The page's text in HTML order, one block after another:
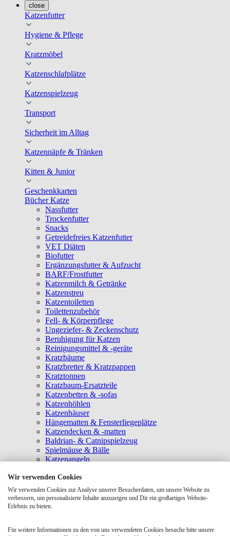
close
Katzenfutter
Hygiene & Pflege
Kratzmöbel
Katzenschlafplätze
Katzenspielzeug
Transport
Sicherheit im Alltag
Katzennäpfe & Tränken
Kitten & Junior
Geschenkkarten
Bücher Katze
Nassfutter
Trockenfutter
Snacks
Getreidefreies Katzenfutter
VET Diäten
Biofutter
Ergänzungsfutter & Aufzucht
BARF/Frostfutter
Katzenmilch & Getränke
Katzenstreu
Katzentoiletten
Toilettenzubehör
Fell- & Körperpflege
Ungeziefer- & Zeckenschutz
Beruhigung für Katzen
Reinigungsmittel & -geräte
Kratzbäume
Kratzbretter & Kratzpappen
Kratztonnen
Kratzbaum-Ersatzteile
Katzenbetten & -sofas
Katzenhöhlen
Katzenhäuser
Hängematten & Fensterliegeplätze
Katzendecken & -matten
Baldrian- & Catnipspielzeug
Spielmäuse & Bälle
Katzenangeln
Laserpointer & Elektrospielzeug
Katzentunnel
Clicker & Target Sticks für Katzen
Weiteres Katzenspielzeug
Tragetaschen
Wir verwenden Cookies
Wir verwenden Cookies zur Analyse unserer Besucherdaten, um unsere Website zu
verbessern, um personalisierte Inhalte anzuzeigen und Dir ein großartiges Website-
Erlebnis zu bieten.
Für weitere Informationen zu den von uns verwendeten Cookies besuche bitte unsere